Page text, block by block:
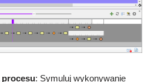
procesu: Symuluj wykonywanie